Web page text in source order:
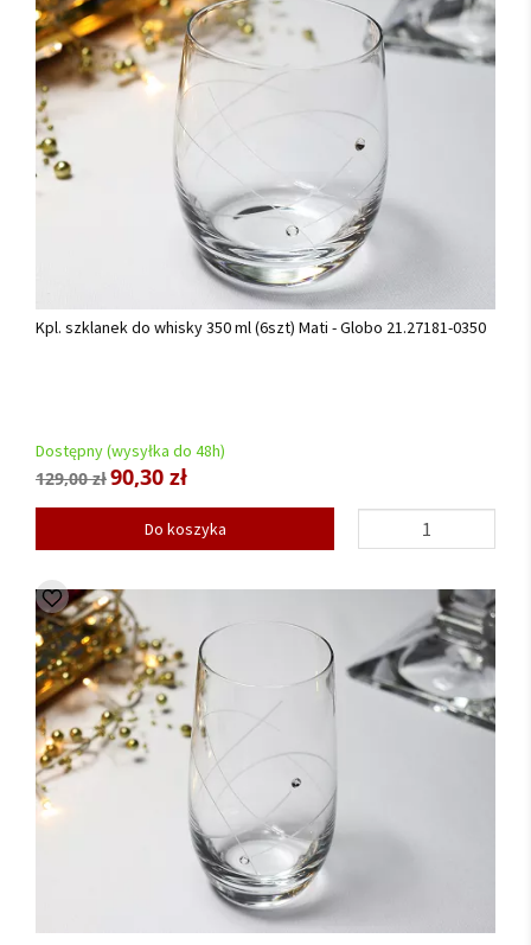
Kpl. szklanek do whisky 350 ml (6szt) Mati - Globo 21.27181-0350
Dostępny (wysyłka do 48h)
129,00 zł90,30 zł
Do koszyka